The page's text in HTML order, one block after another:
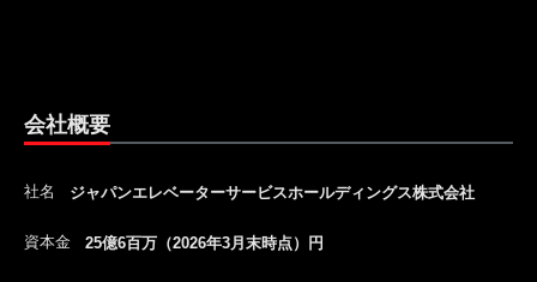
会社概要
社名 ジャパンエレベーターサービスホールディングス株式会社
資本金 25億6百万（2026年3月末時点）円